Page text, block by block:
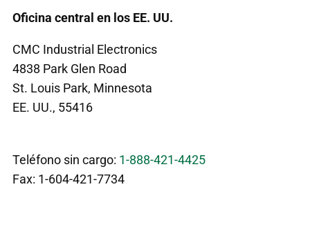
Oficina central en los EE. UU.
CMC Industrial Electronics
4838 Park Glen Road
St. Louis Park, Minnesota
EE. UU., 55416
Teléfono sin cargo: 1-888-421-4425
Fax: 1-604-421-7734